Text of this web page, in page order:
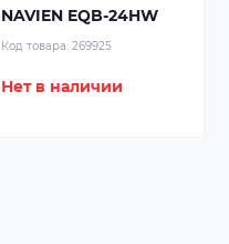
NAVIEN EQB-24HW
Код товара: 269925
Нет в наличии